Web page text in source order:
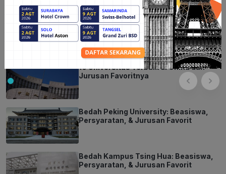
Artikel Terbaru
10 Universitas Terbaik di China dan
Jurusan Favoritnya
Bedah Peking University: Beasiswa,
Persyaratan, & Jurusan Favorit
Bedah Kampus Tsing Hua: Beasiswa,
Persyaratan, & Jurusan Favorit